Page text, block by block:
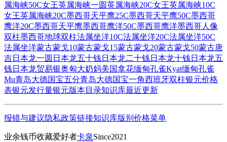
属海峡50C女王英属海峡一圆英属海峡20C女王英属海峡10C
女王英属海峡20C墨西哥天平鹰25C墨西哥天平鹰50C墨西哥
鹰洋20C墨西哥天平鹰墨西哥鹰洋50C墨西哥鹰洋墨西哥人像
双柱墨西哥地球双柱法属坐洋10C法属坐洋20C法属坐洋50C
法属坐洋蒙古蒙戈10蒙古蒙戈15蒙古蒙戈20蒙古蒙戈50蒙古唐
吉日本龙一圆 日本龙五十钱日本龙二十钱日本龙十钱日本龙五
钱日本龙贸易银奥匈大奶妈美国拿花缅甸孔雀Kyat缅甸孔雀
Mu青岛大德国宝五分青岛大德国宝一角西班牙双柱银元价格
表银元发行量银元版本目录知识库最近更新
报错与建议隐私政策链接知识库版别 价格菜单
业余钱币收藏爱好者卡泉Since2021